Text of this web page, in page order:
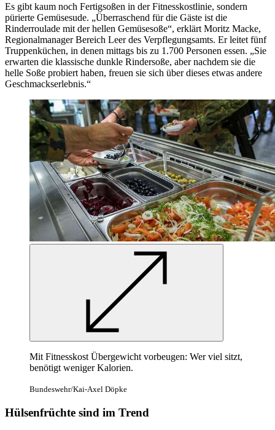
Es gibt kaum noch Fertigsoßen in der Fitnesskostlinie, sondern
pürierte Gemüsesude. „Überraschend für die Gäste ist die
Rinderroulade mit der hellen Gemüsesoße“, erklärt Moritz Macke,
Regionalmanager Bereich Leer des Verpflegungsamts. Er leitet fünf
Truppenküchen, in denen mittags bis zu 1.700 Personen essen. „Sie
erwarten die klassische dunkle Rindersoße, aber nachdem sie die
helle Soße probiert haben, freuen sie sich über dieses etwas andere
Geschmackserlebnis.“
Mit Fitnesskost Übergewicht vorbeugen: Wer viel sitzt,
benötigt weniger Kalorien.
Bundeswehr/Kai-Axel Döpke
Hülsenfrüchte sind im Trend